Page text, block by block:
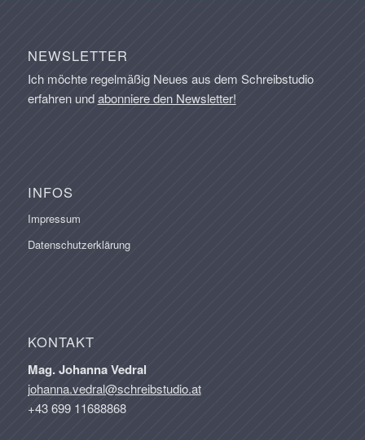
NEWSLETTER
Ich möchte regelmäßig Neues aus dem Schreibstudio
erfahren undabonniere den Newsletter!
INFOS
Impressum
Datenschutzerklärung
KONTAKT
Mag. Johanna Vedral
johanna.vedral@schreibstudio.at
+43 699 11688868